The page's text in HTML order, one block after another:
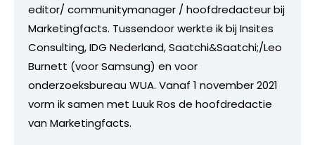
editor/ communitymanager / hoofdredacteur bij
Marketingfacts. Tussendoor werkte ik bij Insites
Consulting, IDG Nederland, Saatchi&Saatchi;/Leo
Burnett (voor Samsung) en voor
onderzoeksbureau WUA. Vanaf 1 november 2021
vorm ik samen met Luuk Ros de hoofdredactie
van Marketingfacts.